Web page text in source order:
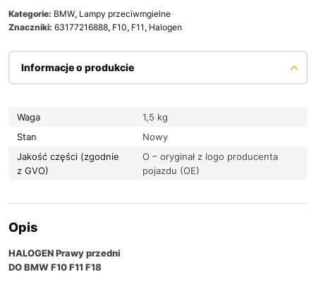
Kategorie: BMW, Lampy przeciwmgielne
Znaczniki: 63177216888, F10, F11 , Halogen
Informacje o produkcie
Waga
1,5 kg
Stan
Nowy
Jakość części (zgodnie
z GVO)
O – oryginał z logo producenta
pojazdu (OE)
Opis
HALOGEN Prawy przedni
DO BMW F10 F11 F18